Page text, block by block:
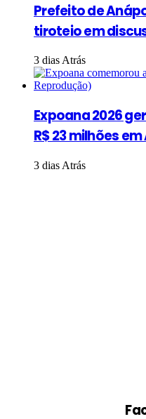
Prefeito de
tiroteio em
3 dias Atrás
Expoana 2026
R$ 23 milhões
3 dias Atrás